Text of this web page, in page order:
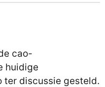
cao-
huidige
ter discussie gesteld.